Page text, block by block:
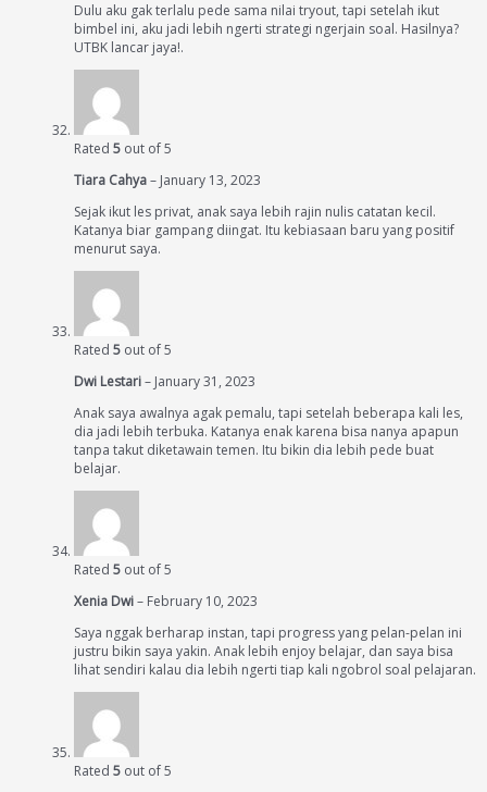
Dulu aku gak terlalu pede sama nilai tryout, tapi setelah ikut
bimbel ini, aku jadi lebih ngerti strategi ngerjain soal. Hasilnya?
UTBK lancar jaya!.
Rated 5 out of 5
Tiara Cahya– January 13, 2023
Sejak ikut les privat, anak saya lebih rajin nulis catatan kecil.
Katanya biar gampang diingat. Itu kebiasaan baru yang positif
menurut saya.
Rated 5 out of 5
Dwi Lestari– January 31, 2023
Anak saya awalnya agak pemalu, tapi setelah beberapa kali les,
dia jadi lebih terbuka. Katanya enak karena bisa nanya apapun
tanpa takut diketawain temen. Itu bikin dia lebih pede buat
belajar.
Rated 5 out of 5
Xenia Dwi– February 10, 2023
Saya nggak berharap instan, tapi progress yang pelan-pelan ini
justru bikin saya yakin. Anak lebih enjoy belajar, dan saya bisa
lihat sendiri kalau dia lebih ngerti tiap kali ngobrol soal pelajaran.
Rated 5 out of 5